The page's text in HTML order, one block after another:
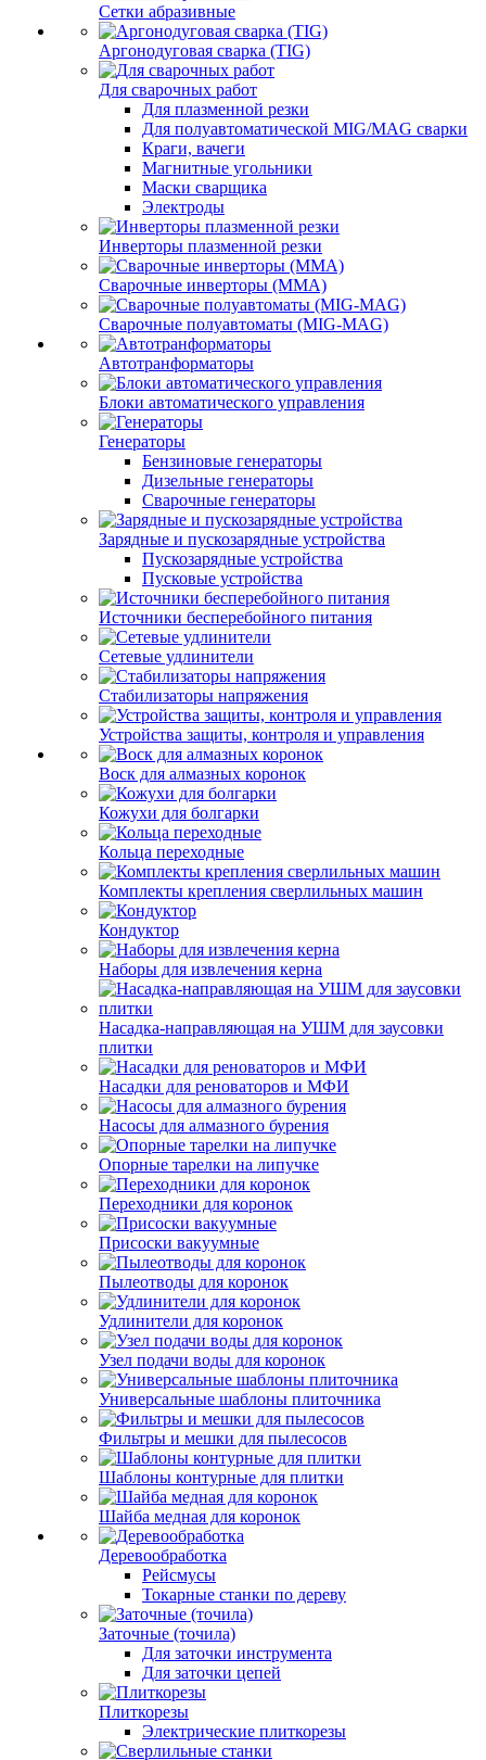
Сетки абразивные
Аргонодуговая сварка (TIG)
Для сварочных работ
Для плазменной резки
Для полуавтоматической MIG/MAG сварки
Краги, вачеги
Магнитные угольники
Маски сварщика
Электроды
Инверторы плазменной резки
Сварочные инверторы (MMA)
Сварочные полуавтоматы (MIG-MAG)
Автотранформаторы
Блоки автоматического управления
Генераторы
Бензиновые генераторы
Дизельные генераторы
Сварочные генераторы
Зарядные и пускозарядные устройства
Пускозарядные устройства
Пусковые устройства
Источники бесперебойного питания
Сетевые удлинители
Стабилизаторы напряжения
Устройства защиты, контроля и управления
Воск для алмазных коронок
Кожухи для болгарки
Кольца переходные
Комплекты крепления сверлильных машин
Кондуктор
Наборы для извлечения керна
Насадка-направляющая на УШМ для заусовки
плитки
Насадки для реноваторов и МФИ
Насосы для алмазного бурения
Опорные тарелки на липучке
Переходники для коронок
Присоски вакуумные
Пылеотводы для коронок
Удлинители для коронок
Узел подачи воды для коронок
Универсальные шаблоны плиточника
Фильтры и мешки для пылесосов
Шаблоны контурные для плитки
Шайба медная для коронок
Деревообработка
Рейсмусы
Токарные станки по дереву
Заточные (точила)
Для заточки инструмента
Для заточки цепей
Плиткорезы
Электрические плиткорезы